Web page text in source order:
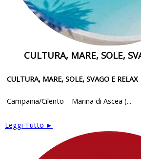
CULTURA, MARE, SOLE,
CULTURA, MARE, SOLE, SVAGO E RELAX
Campania/Cilento – Marina di Ascea (...
Leggi Tutto ►